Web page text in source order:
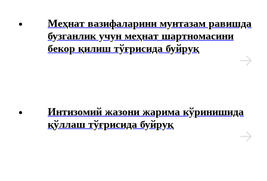
Тиббий кўрик
Юридик масалалар
Меҳнат вазифаларини мунтазам равишда
бузганлик учун меҳнат шартномасини
бекор қилиш тўғрисида буйруқ
Интизомий жазони жарима кўринишида
қўллаш тўғрисида буйруқ